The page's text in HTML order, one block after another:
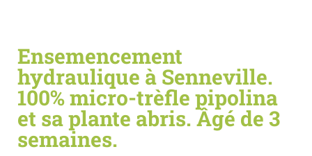
Ensemencement
hydraulique à Senneville.
100% micro-trèfle pipolina
et sa plante abris. Âgé de 3
semaines.